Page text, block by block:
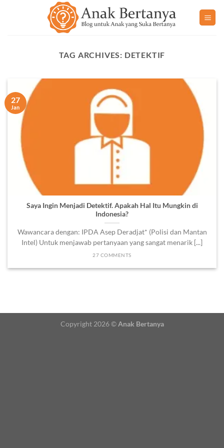
TAG ARCHIVES: DETEKTIF
Saya Ingin Menjadi Detektif. Apakah Hal Itu Mungkin di
Indonesia?
Wawancara dengan: IPDA Asep Deradjat* (Polisi dan Mantan
Intel) Untuk menjawab pertanyaan yang sangat menarik [...]
27 COMMENTS
27
Jan
Copyright 2026 ©Anak Bertanya